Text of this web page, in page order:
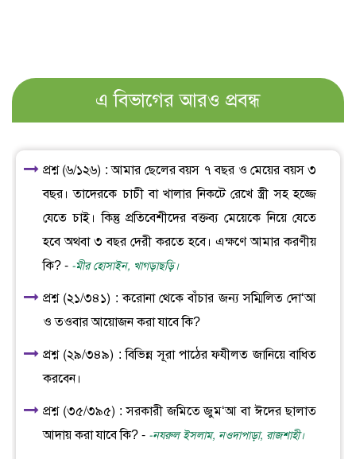
এ বিভাগের আরও প্রবন্ধ
প্রশ্ন (৬/১২৬) : আমার ছেলের বয়স ৭ বছর ও মেয়ের বয়স ৩
বছর। তাদেরকে চাচী বা খালার নিকটে রেখে স্ত্রী সহ হজ্জে
যেতে চাই। কিন্তু প্রতিবেশীদের বক্তব্য মেয়েকে নিয়ে যেতে
হবে অথবা ৩ বছর দেরী করতে হবে। এক্ষণে আমার করণীয়
কি? - -মীর হোসাইন, খাগড়াছড়ি।
প্রশ্ন (২১/৩৪১) : করোনা থেকে বাঁচার জন্য সম্মিলিত দো‘আ
ও তওবার আয়োজন করা যাবে কি?
প্রশ্ন (২৯/৩৪৯) : বিভিন্ন সূরা পাঠের ফযীলত জানিয়ে বাধিত
করবেন।
প্রশ্ন (৩৫/৩৯৫) : সরকারী জমিতে জুম‘আ বা ঈদের ছালাত
আদায় করা যাবে কি? - -নযরুল ইসলাম, নওদাপাড়া, রাজশাহী।